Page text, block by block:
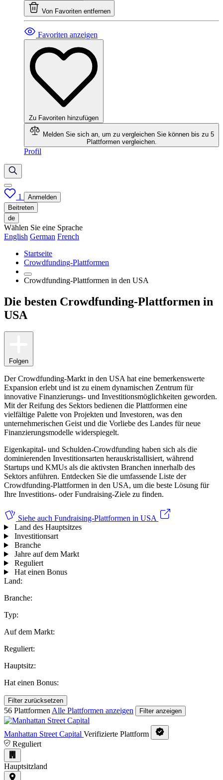
Von Favoriten entfernen
Favoriten anzeigen
Zu Favoriten hinzufügen
Melden Sie sich an, um zu vergleichen Sie können bis zu 5
Plattformen vergleichen.
Profil
1
Anmelden
Beitreten
de
Wählen Sie eine Sprache
English German French
Startseite
Crowdfunding-Plattformen
Crowdfunding-Plattformen in den USA
Die besten Crowdfunding-Plattformen in
USA
Folgen
Der Crowdfunding-Markt in den USA hat eine bemerkenswerte
Expansion erlebt und ist zu einem dynamischen Zentrum für
innovative Finanzierungs- und Investitionsmöglichkeiten geworden.
Mit der Reifung des Sektors bedienen die Plattformen eine
vielfältige Palette von Projekten und Investoren, was den
unternehmerischen Geist und die Vorliebe des Landes für neue
Finanzierungsmodelle widerspiegelt.
Eigenkapital- und Schulden-Crowdfunding haben sich als die
dominierenden Investitionsarten herauskristallisiert, während
Startups und KMUs als die aktivsten Branchen innerhalb des
Sektors anführen. Entdecken Sie die umfassende Liste der
Crowdfunding-Plattformen in den USA, um die beste Lösung für
Ihre Investitions- oder Fundraising-Ziele zu finden.
Siehe auch Fundraising-Plattformen in USA
Land des Hauptsitzes
Investitionsart
Branche
Jahre auf dem Markt
Reguliert
Hat einen Bonus
Land:
Branche:
Typ:
Auf dem Markt:
Reguliert:
Hauptsitz:
Hat einen Bonus:
Filter zurücksetzen
56 Plattformen Alle Plattformen anzeigen Filter anzeigen
Manhattan Street Capital Verifizierte Plattform
Reguliert
Hauptsitzland